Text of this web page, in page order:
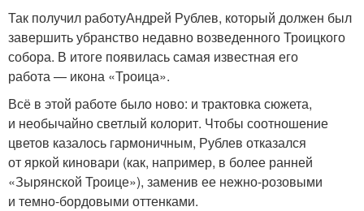
Так получил работуАндрей Рублев, который должен был
завершить убранство недавно возведенного Троицкого
собора. В итоге появилась самая известная его
работа — икона «Троица».
Всё в этой работе было ново: и трактовка сюжета,
и необычайно светлый колорит. Чтобы соотношение
цветов казалось гармоничным, Рублев отказался
от яркой киновари (как, например, в более ранней
«Зырянской Троице»), заменив ее нежно-розовыми
и темно-бордовыми оттенками.